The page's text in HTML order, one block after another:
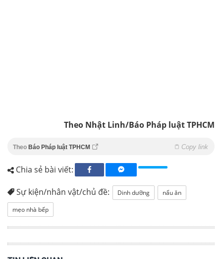
Theo Nhật Linh/Báo Pháp luật TPHCM
Theo Báo Pháp luật TPHCM Copy link
Chia sẻ bài viết:
Sự kiện/nhân vật/chủ đề: Dinh dưỡng
nấu ăn
mẹo nhà bếp